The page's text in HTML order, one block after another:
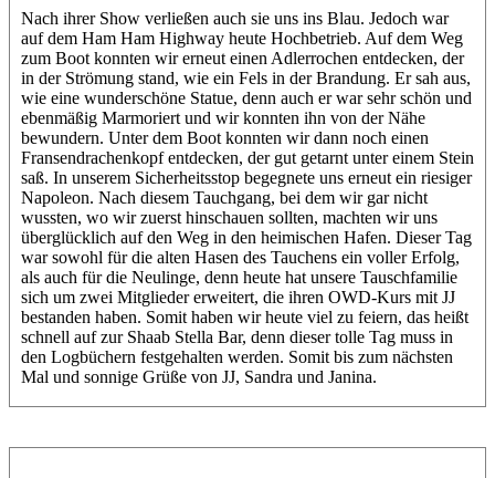
Nach ihrer Show verließen auch sie uns ins Blau. Jedoch war
auf dem Ham Ham Highway heute Hochbetrieb. Auf dem Weg
zum Boot konnten wir erneut einen Adlerrochen entdecken, der
in der Strömung stand, wie ein Fels in der Brandung. Er sah aus,
wie eine wunderschöne Statue, denn auch er war sehr schön und
ebenmäßig Marmoriert und wir konnten ihn von der Nähe
bewundern. Unter dem Boot konnten wir dann noch einen
Fransendrachenkopf entdecken, der gut getarnt unter einem Stein
saß. In unserem Sicherheitsstop begegnete uns erneut ein riesiger
Napoleon. Nach diesem Tauchgang, bei dem wir gar nicht
wussten, wo wir zuerst hinschauen sollten, machten wir uns
überglücklich auf den Weg in den heimischen Hafen. Dieser Tag
war sowohl für die alten Hasen des Tauchens ein voller Erfolg,
als auch für die Neulinge, denn heute hat unsere Tauschfamilie
sich um zwei Mitglieder erweitert, die ihren OWD-Kurs mit JJ
bestanden haben. Somit haben wir heute viel zu feiern, das heißt
schnell auf zur Shaab Stella Bar, denn dieser tolle Tag muss in
den Logbüchern festgehalten werden. Somit bis zum nächsten
Mal und sonnige Grüße von JJ, Sandra und Janina.